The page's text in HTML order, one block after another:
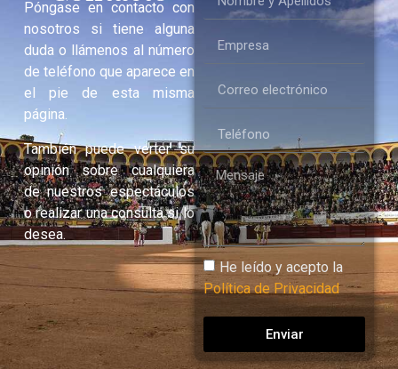
Póngase en contacto con
nosotros si tiene alguna
duda o llámenos al número
de teléfono que aparece en
el pie de esta misma
página.
También puede verter su
opinión sobre cualquiera
de nuestros espectáculos
o realizar una consulta si lo
desea.
He leído y acepto la
Política de Privacidad
Enviar